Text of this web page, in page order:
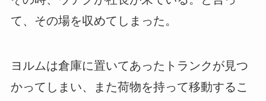
て、その場を収めてしまった。
ヨルムは倉庫に置いてあったトランクが見つ
かってしまい、また荷物を持って移動するこ